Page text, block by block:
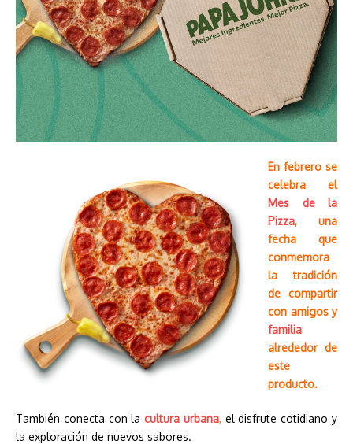
En febrero se
celebra el
Mes de la
Pizza, una
fecha que
conmemora
la tradición
de compartir
con amigos y
familia
alrededor de
este
producto.
También conecta con la cultura urbana, el disfrute cotidiano y
la exploración de nuevos sabores.